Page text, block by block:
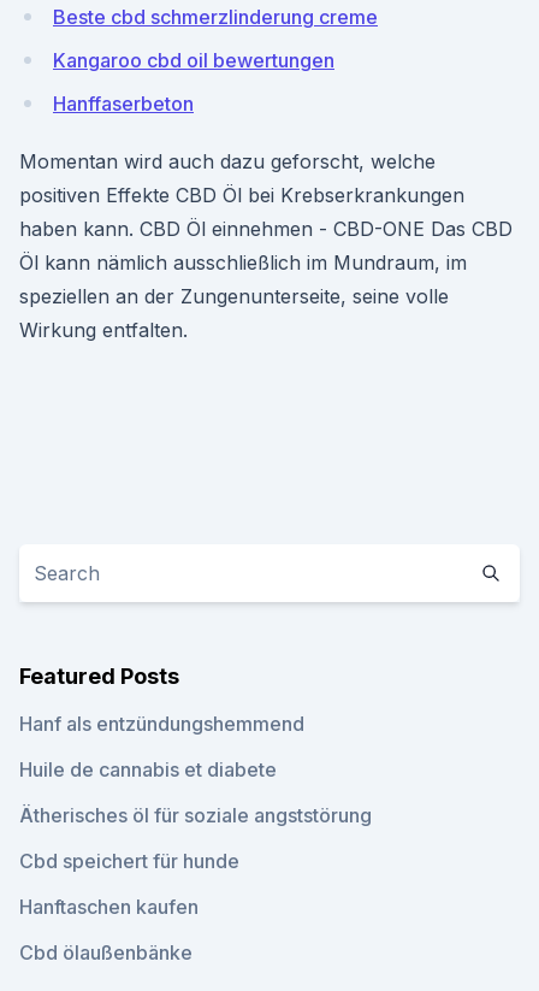
Beste cbd schmerzlinderung creme
Kangaroo cbd oil bewertungen
Hanffaserbeton
Momentan wird auch dazu geforscht, welche
positiven Effekte CBD Öl bei Krebserkrankungen
haben kann. CBD Öl einnehmen - CBD-ONE Das CBD
Öl kann nämlich ausschließlich im Mundraum, im
speziellen an der Zungenunterseite, seine volle
Wirkung entfalten.
Featured Posts
Hanf als entzündungshemmend
Huile de cannabis et diabete
Ätherisches öl für soziale angststörung
Cbd speichert für hunde
Hanftaschen kaufen
Cbd ölaußenbänke